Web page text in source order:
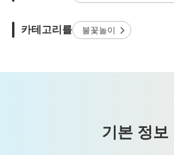
카테고리를 불꽃놀이
기본 정보